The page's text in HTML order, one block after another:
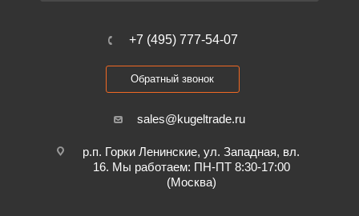
+7 (495) 777-54-07
Обратный звонок
sales@kugeltrade.ru
р.п. Горки Ленинские, ул. Западная, вл.
16. Мы работаем: ПН-ПТ 8:30-17:00
(Москва)